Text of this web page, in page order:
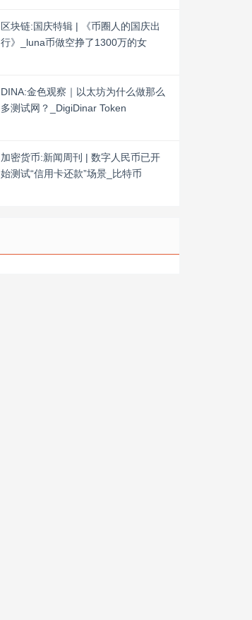
区块链:国庆特辑 | 《币圈人的国庆出
行》_luna币做空挣了1300万的女
DINA:金色观察｜以太坊为什么做那么
多测试网？_DigiDinar Token
加密货币:新闻周刊 | 数字人民币已开
始测试“信用卡还款”场景_比特币